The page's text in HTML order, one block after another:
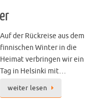
Auf der Rückreise aus dem
finnischen Winter in die
Heimat verbringen wir ein
Tag in Helsinki mit…
weiter lesen